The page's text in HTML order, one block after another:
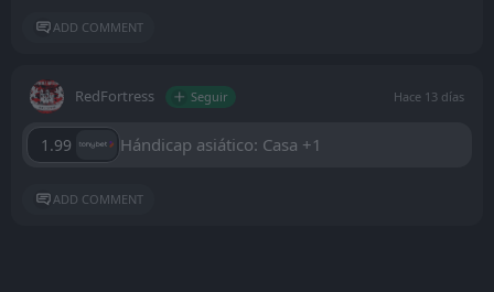
ADD COMMENT
RedFortress Seguir Hace 13 días
1.99 Hándicap asiático: Casa +1
ADD COMMENT